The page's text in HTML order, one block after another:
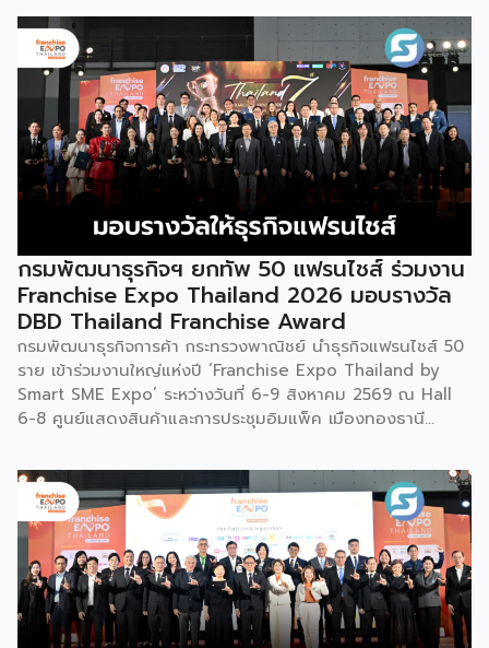
มีภารกิจหลัก คือการให้ทุนวิจัย ดูแลเรื่องการวิจัยในภาพรวม รวม
ถึงการให้รางวัล และสนับสนุนนักวิจัย ตั้งแต่ระดับเยาวชนไปจนถึง
นักวิจัยอาวุโส แน่นอนว่านี่เป็นหน่วยงานผู้อยู่เบื้องหลังงานวิจัย
ไทยตั้งแต่ต้นน้ำยันปลายน้ำ กิจกรรมที่นำมาจัดแสดงในบูธ
ครั้งนี้เป็นส่วนหนึ่งของทุนที่ วช. สนับสนุนภายใต้ชุดโครงการ
Innovative House ซึ่งมีเป้าหมายชัดเจน คือการแนะแนวและ
สนับสนุนให้ผู้ประกอบการนำนวัตกรรมที่ต่อยอดมาจากงานวิจัย
ไปพัฒนาต่อจนสามารถขายได้จริงในเชิงพาณิชย์ ไม่ใช่แค่งาน
วิจัยที่อยู่ในห้องแล็บ โดยสินค้าที่นำมาโชว์ในบูธจึงเป็นผลิตภัณฑ์
ที่ “พร้อมขาย” แล้วจริงๆ บางแบรนด์ขายออนไลน์ บางแบรนด์
ขายเฉพาะหน้าร้าน นอกจากนี้ ยังมีการสาธิตนำผลิตภัณฑ์ไป
แปรรูปเป็นเมนูอาหาร-เครื่องดื่มให้ผู้ร่วมงานเห็นวิธีใช้งานจริง
โดยนำ ‘น้ำผึ้ง’ ที่ไม่ได้นำมาวางขายแบบเดิม ๆ แต่แปรรูปเป็น
เครื่องดื่มสเลอปี้ให้ผู้ร่วมงานได้ชิมสดๆ หน้าบูธ เพื่อดึงดูดและ
สร้างประสบการณ์ให้คนในงานได้ทดลองสัมผัสสินค้าจริง และหาก
ใครสนใจก็สามารถซื้อ หัวเชื้อ กลับไปทำเครื่องดื่มต่อเองที่บ้านได้
เช่นกัน […]
กรมพัฒนาธุรกิจฯ ยกทัพ 50 แฟรนไชส์ ร่วมงาน
Franchise Expo Thailand 2026 มอบรางวัล
DBD Thailand Franchise Award
กรมพัฒนาธุรกิจการค้า กระทรวงพาณิชย์ นำธุรกิจแฟรนไชส์ 50
ราย เข้าร่วมงานใหญ่แห่งปี ‘Franchise Expo Thailand by
Smart SME Expo’ ระหว่างวันที่ 6-9 สิงหาคม 2569 ณ Hall
6-8 ศูนย์แสดงสินค้าและการประชุมอิมแพ็ค เมืองทองธานี
2026 ให้แก่ผู้ประกอบธุรกิจแฟรนไชส์ที่อยู่ในการส่งเสริมสนับสนุน
ของกรมฯ นายพูนพงษ์ นัยนาภากรณ์ อธิบดีกรมพัฒนาธุรกิจ
การค้า กระทรวงพาณิชย์ เปิดเผยภายหลังเป็นประธานเปิดงาน
“งานแฟรนไชส์ เอ็กซ์โป ไทยแลนด์ บาย สมาร์ท เอสเอ็มอี เอ็กซ์
โป (Franchise Expo Thailand by Smart SME Expo)” ซึ่ง
เป็นงานแสดงธุรกิจแฟรนไชส์ชั้นนำที่จัดขึ้นโดย บริษัท พีเอ็มจี
คอร์ปอเรชัน จำกัด เพื่อยกระดับศักยภาพของผู้ประกอบการและ
เจ้าของธุรกิจที่ต้องการขยายกิจการผ่านระบบแฟรนไชส์ […]